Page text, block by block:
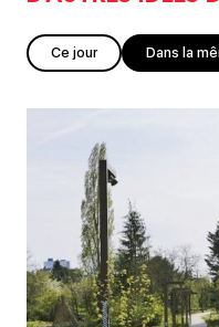
Ce jour Dans la